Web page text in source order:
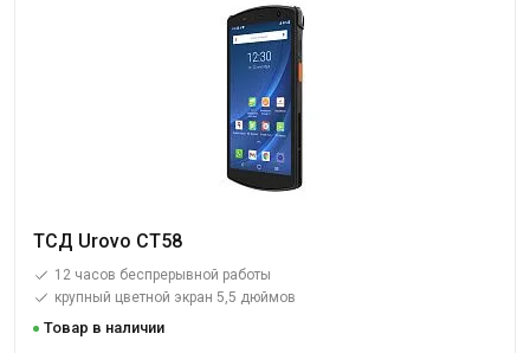
ТСД Urovo CT58
12 часов беспрерывной работы
крупный цветной экран 5,5 дюймов
Товар в наличии